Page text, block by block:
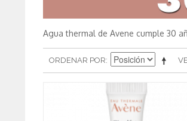
Agua thermal de Avene cumple 30
ORDENAR POR